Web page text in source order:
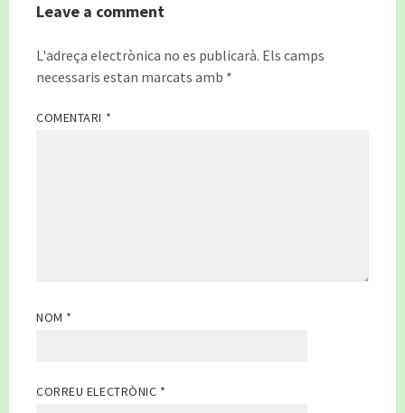
Leave a comment
L'adreça electrònica no es publicarà. Els camps
necessaris estan marcats amb *
COMENTARI *
NOM *
CORREU ELECTRÒNIC *